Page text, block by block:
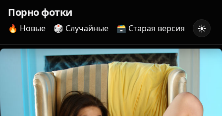
Порно фотки
🔥 Новые 🎲 Случайные 🗃️ Старая версия ☀️